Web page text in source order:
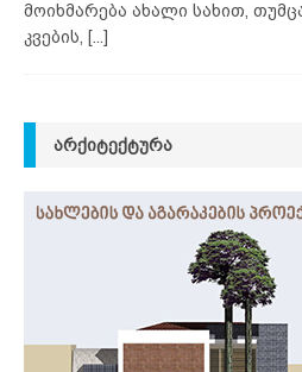
მოიხმარება ახალი სახით,
კვების, [...]
ᲐᲠᲥᲘᲢᲔᲥᲢᲣᲠᲐ